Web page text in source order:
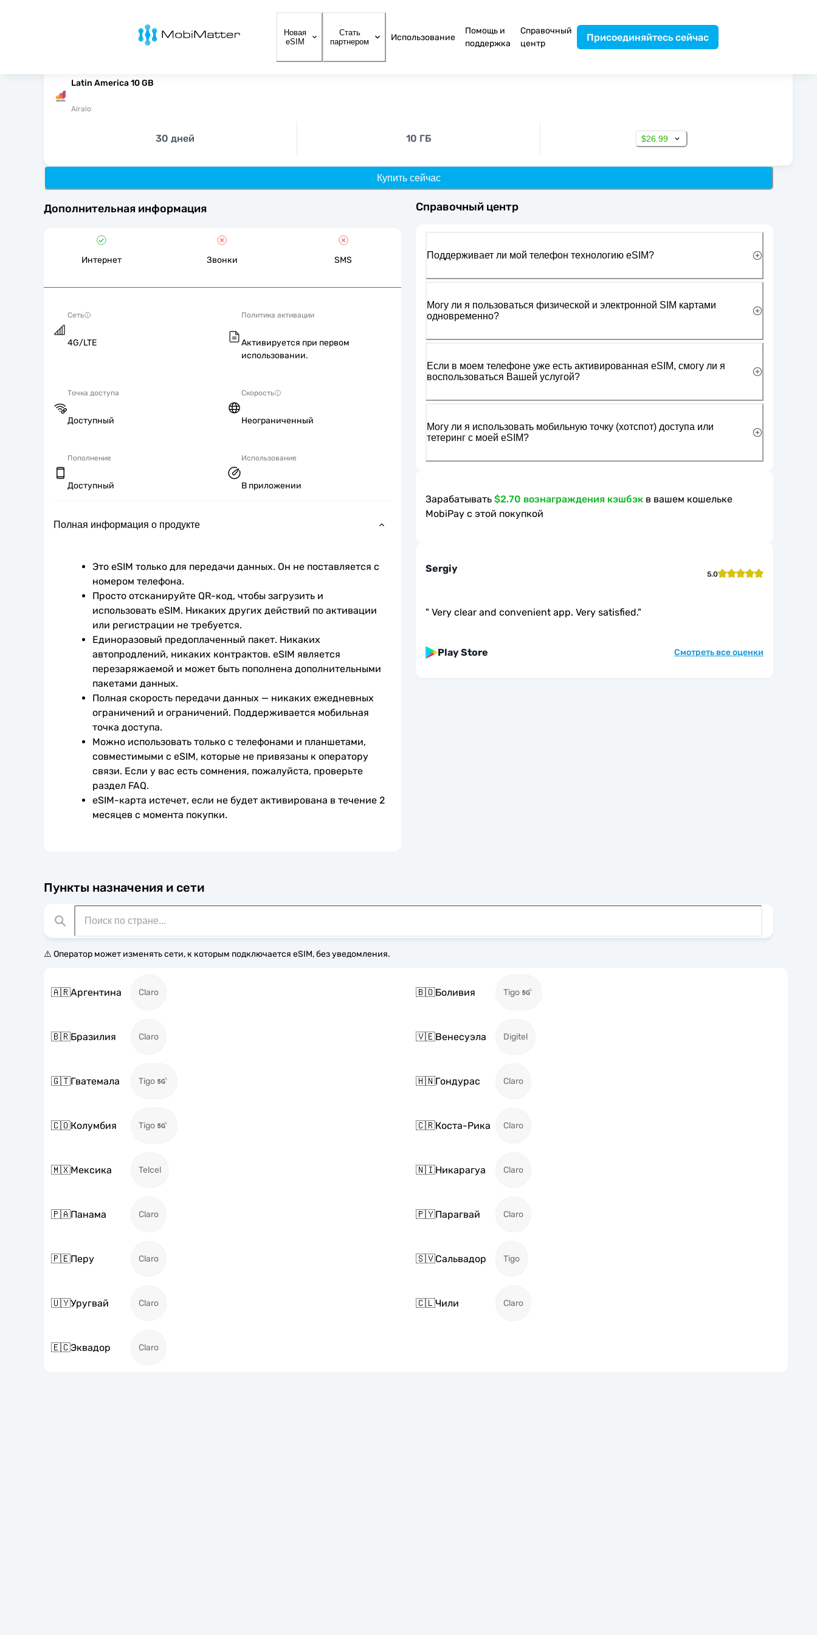
MobiMatter
Новая
eSIM
Стать
партнером
Использование
Помощь и
поддержка
Справочный
центр
Присоединяйтесь сейчас
Latin America 10 GB
Airalo
30 дней 10 ГБ $26.99
Купить сейчас
Дополнительная информация
Интернет Звонки SMS
Сеть
4G/LTE
Политика активации
Активируется при первом
использовании.
Точка доступа
Доступный
Скорость
Неограниченный
Пополнение
Доступный
Использование
В приложении
Полная информация о продукте
Это eSIM только для передачи данных. Он не поставляется с
номером телефона.
Просто отсканируйте QR-код, чтобы загрузить и
использовать eSIM. Никаких других действий по активации
или регистрации не требуется.
Единоразовый предоплаченный пакет. Никаких
автопродлений, никаких контрактов. eSIM является
перезаряжаемой и может быть пополнена дополнительными
пакетами данных.
Полная скорость передачи данных — никаких ежедневных
ограничений и ограничений. Поддерживается мобильная
точка доступа.
Можно использовать только с телефонами и планшетами,
совместимыми с eSIM, которые не привязаны к оператору
связи. Если у вас есть сомнения, пожалуйста, проверьте
раздел FAQ.
eSIM-карта истечет, если не будет активирована в течение 2
месяцев с момента покупки.
Пункты назначения и сети
⚠️ Оператор может изменять сети, к которым подключается eSIM, без уведомления.
🇦🇷Аргентина Claro 🇧🇴Боливия Tigo
🇧🇷Бразилия Claro 🇻🇪Венесуэла Digitel
🇬🇹Гватемала Tigo 🇭🇳Гондурас Claro
🇨🇴Колумбия Tigo 🇨🇷Коста-Рика Claro
🇲🇽Мексика Telcel 🇳🇮Никарагуа Claro
🇵🇦Панама Claro 🇵🇾Парагвай Claro
🇵🇪Перу Claro 🇸🇻Сальвадор Tigo
🇺🇾Уругвай Claro 🇨🇱Чили Claro
🇪🇨Эквадор Claro
Справочный центр
Поддерживает ли мой телефон технологию eSIM?
Могу ли я пользоваться физической и электронной SIM картами
одновременно?
Если в моем телефоне уже есть активированная eSIM, смогу ли я
воспользоваться Вашей услугой?
Могу ли я использовать мобильную точку (хотспот) доступа или
тетеринг с моей eSIM?
Зарабатывать $2.70 вознаграждения кэшбэк в вашем кошельке
MobiPay с этой покупкой
Sergiy 5.0
" Very clear and convenient app. Very satisfied."
Play Store Смотреть все оценки